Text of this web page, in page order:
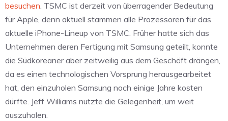
besuchen. TSMC ist derzeit von überragender Bedeutung
für Apple, denn aktuell stammen alle Prozessoren für das
aktuelle iPhone-Lineup von TSMC. Früher hatte sich das
Unternehmen deren Fertigung mit Samsung geteilt, konnte
die Südkoreaner aber zeitweilig aus dem Geschäft drängen,
da es einen technologischen Vorsprung herausgearbeitet
hat, den einzuholen Samsung noch einige Jahre kosten
dürfte. Jeff Williams nutzte die Gelegenheit, um weit
auszuholen.